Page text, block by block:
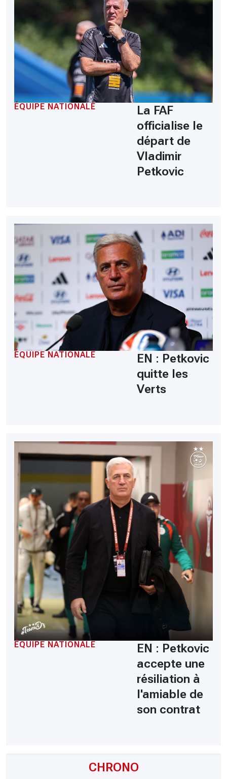
CHRONO
ÉQUIPE NATIONALE
La FAF
officialise le
départ de
Vladimir
Petkovic
ÉQUIPE NATIONALE
EN : Petkovic
quitte les
Verts
ÉQUIPE NATIONALE
EN : Petkovic
accepte une
résiliation à
l'amiable de
son contrat